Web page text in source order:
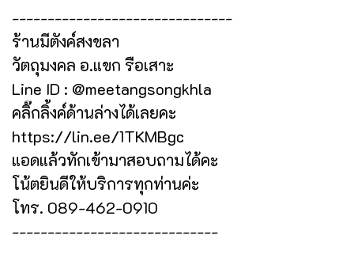
-------------------------------
ร้านมีตังค์สงขลา
วัตถุมงคล อ.แขก รือเสาะ
Line ID : @meetangsongkhla
คลิ๊กลิ้งค์ด้านล่างได้เลยคะ
https://lin.ee/1TKMBgc
แอดแล้วทักเข้ามาสอบถามได้คะ
โน้ตยินดีให้บริการทุกท่านค่ะ
โทร. 089-462-0910
-----------------------------